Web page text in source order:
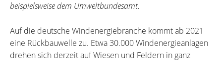
beispielsweise dem Umweltbundesamt.
Auf die deutsche Windenergiebranche kommt ab 2021
eine Rückbauwelle zu. Etwa 30.000 Windenergieanlagen
drehen sich derzeit auf Wiesen und Feldern in ganz